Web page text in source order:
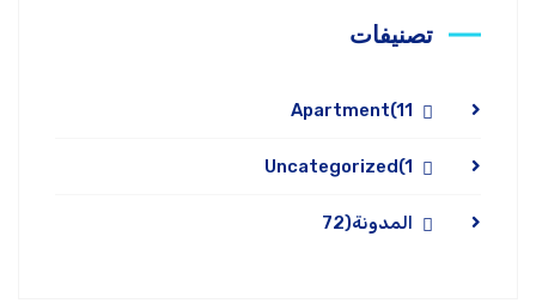
تصنيفات
Apartment(11
Uncategorized(1
المدونة(72